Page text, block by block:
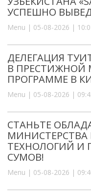
УСПЕШНО
Menu | 05-08-2026 |
ДЕЛЕГАЦИЯ
В
ПРОГРАММЕ В
Menu | 05-08-2026 |
СТАНЬТЕ
ТЕХНОЛОГИЙ И
СУМОВ!
Menu | 05-08-2026 |